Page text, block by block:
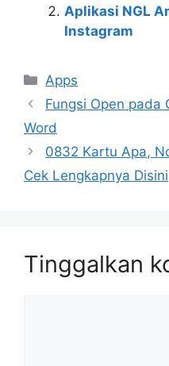
Aplikasi NGL
Instagram
Kategori
Apps
Fungsi Open
Word
0832 Kartu Apa,
Cek Lengkapnya Disini
Tinggalkan